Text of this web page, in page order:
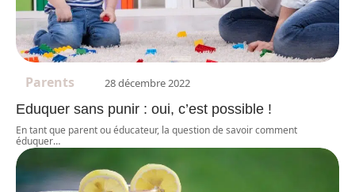
Parents 28 décembre 2022
Eduquer sans punir : oui, c’est possible !
En tant que parent ou éducateur, la question de savoir comment
éduquer…